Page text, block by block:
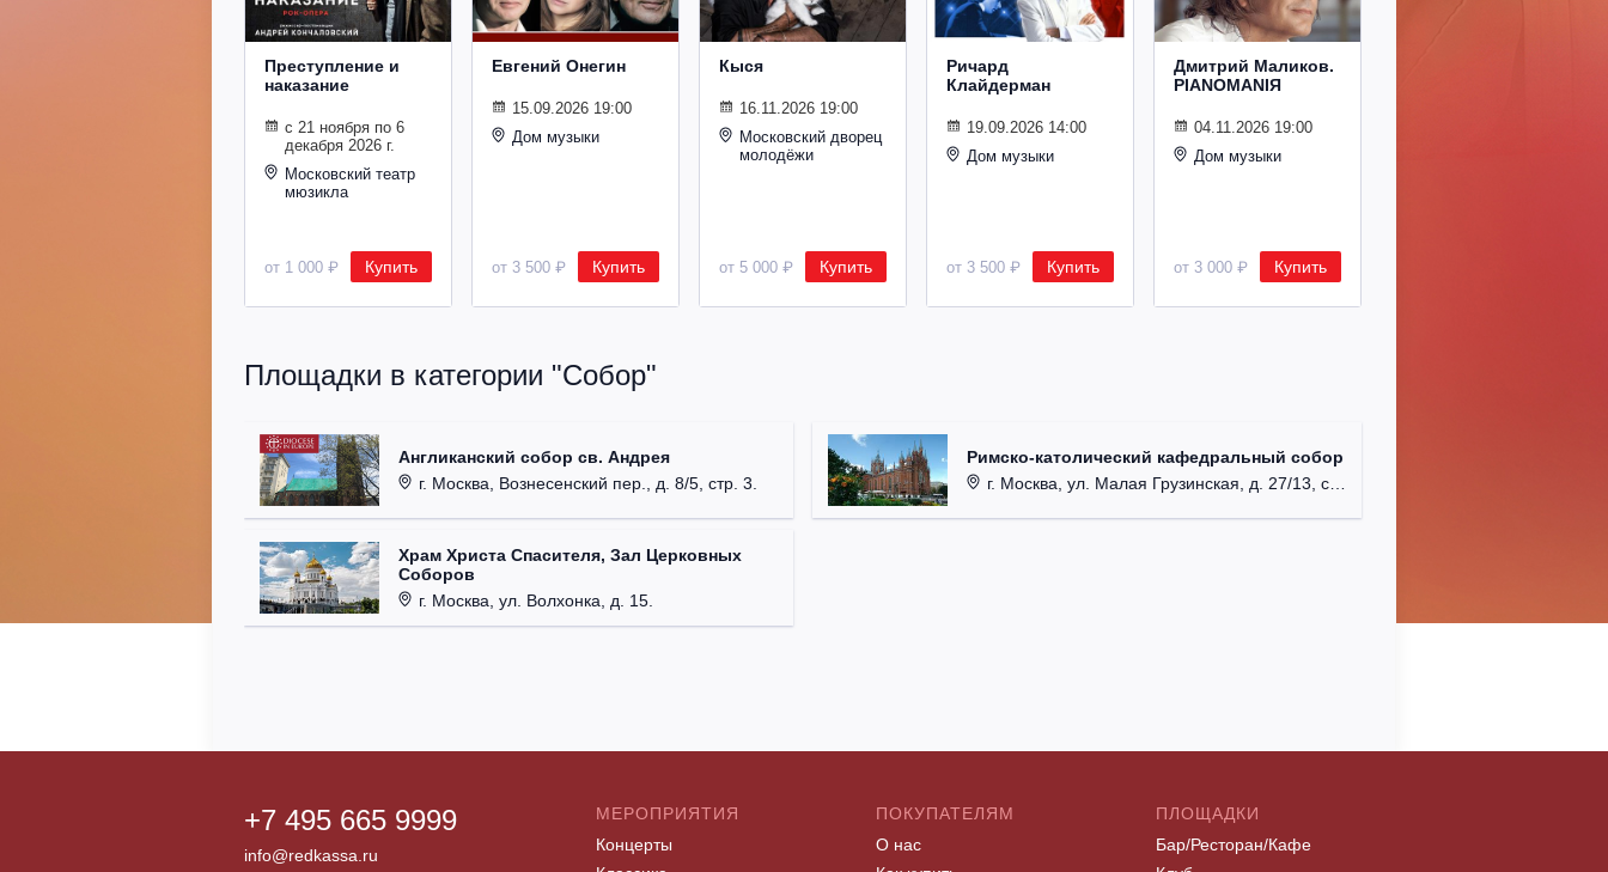
Преступление и
наказание
с 21 ноября по 6
декабря 2026 г.
Московский театр
мюзикла
от 1 000 ₽ Купить
Евгений Онегин
15.09.2026 19:00
Дом музыки
от 3 500 ₽ Купить
Кыся
16.11.2026 19:00
Московский дворец
молодёжи
от 5 000 ₽ Купить
Ричард
Клайдерман
19.09.2026 14:00
Дом музыки
от 3 500 ₽ Купить
Дмитрий Маликов.
PIANOMANIЯ
04.11.2026 19:00
Дом музыки
от 3 000 ₽ Купить
Площадки в категории "Собор"
Англиканский собор св. Андрея
г. Москва, Вознесенский пер., д. 8/5, стр. 3.
Храм Христа Спасителя, Зал Церковных
Соборов
г. Москва, ул. Волхонка, д. 15.
Римско-католический кафедральный собор
г. Москва, ул. Малая Грузинская, д. 27/13, стр. 1.
+7 495 665 9999
info@redkassa.ru
МЕРОПРИЯТИЯ
Концерты
ПОКУПАТЕЛЯМ
О нас
ПЛОЩАДКИ
Бар/Ресторан/Кафе